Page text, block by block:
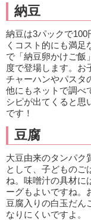
納豆
納豆は3パックで
くコスト的にも満
で「納豆卵かけご飯
度で登場します。お
チャーハンやパスタ
他にもネットで調べ
シピが出てくると思
です！
豆腐
大豆由来のタンパク
として、子どものご
ね。味噌汁の具材に
ーグもよいですね。
豆腐入りの白玉だん
なりにくいですよ。